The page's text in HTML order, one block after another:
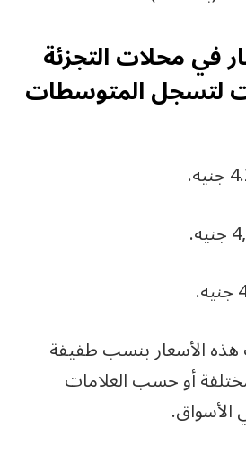
في محلات التجزئة
لتسجل المتوسطات
الأسعار بنسب طفيفة
أو حسب العلامات
الأسواق.